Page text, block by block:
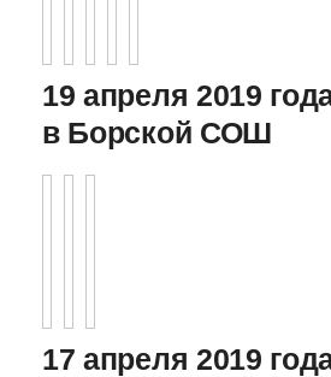
19 апреля 2019
в Борской СОШ
17 апреля 2019